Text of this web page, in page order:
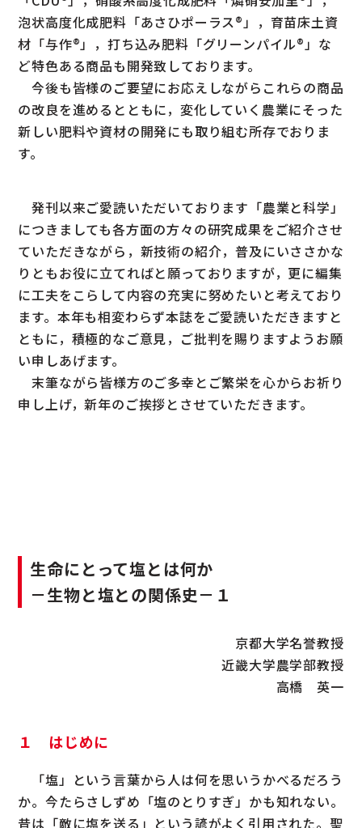
泡状高度化成肥料「あさひポーラス®」，育苗床土資
材「与作®」，打ち込み肥料「グリーンパイル®」な
ど特色ある商品も開発致しております。
今後も皆様のご要望にお応えしながらこれらの商品
の改良を進めるとともに，変化していく農業にそった
新しい肥料や資材の開発にも取り組む所存でおりま
す。
発刊以来ご愛読いただいております「農業と科学」
につきましても各方面の方々の研究成果をご紹介させ
ていただきながら，新技術の紹介，普及にいささかな
りともお役に立てればと願っておりますが，更に編集
に工夫をこらして内容の充実に努めたいと考えており
ます。本年も相変わらず本誌をご愛読いただきますと
ともに，積極的なご意見，ご批判を賜りますようお願
い申しあげます。
末筆ながら皆様方のご多幸とご繁栄を心からお祈り
申し上げ，新年のご挨拶とさせていただきます。
生命にとって塩とは何か
－生物と塩との関係史－１
京都大学名誉教授
近畿大学農学部教授
高橋 英一
１ はじめに
「塩」という言葉から人は何を思いうかべるだろう
か。今たらさしずめ「塩のとりすぎ」かも知れない。
昔は「敵に塩を送る」という諺がよく引用された。聖